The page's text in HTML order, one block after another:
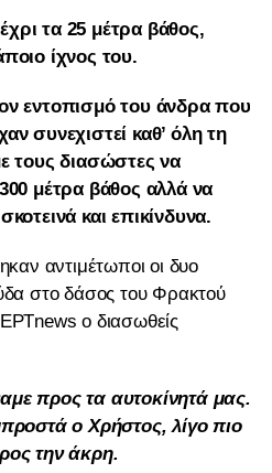
τα 25 μέτρα βάθος,
ίχνος του.
εντοπισμό του άνδρα που
συνεχιστεί καθ’ όλη τη
τους διασώστες να
μέτρα βάθος αλλά να
και επικίνδυνα.
αντιμέτωποι οι δυο
στο δάσος του Φρακτού
ο διασωθείς
προς τα αυτοκίνητά μας.
ο Χρήστος, λίγο πιο
την άκρη.